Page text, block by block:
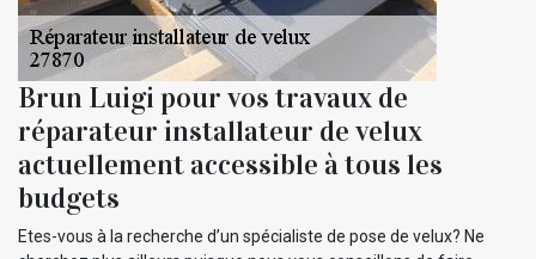
Brun Luigi pour vos travaux de
réparateur installateur de velux
actuellement accessible à tous les
budgets
Etes-vous à la recherche d’un spécialiste de pose de velux? Ne